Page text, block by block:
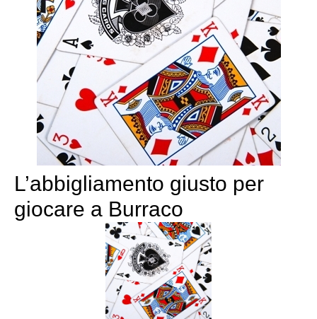
L’abbigliamento giusto per
giocare a Burraco